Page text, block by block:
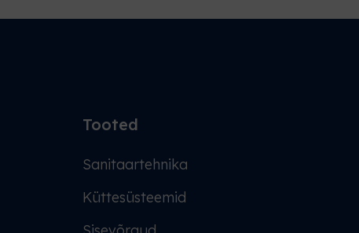
Tooted
Sanitaartehnika
Küttesüsteemid